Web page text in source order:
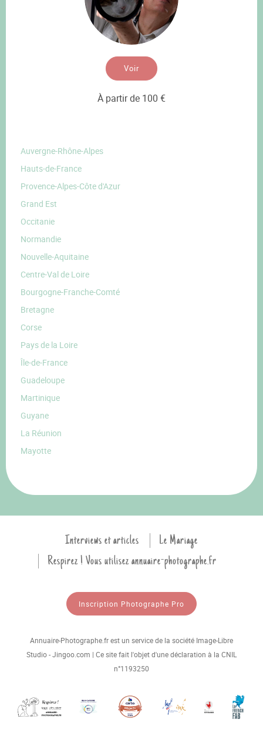
Voir
À partir de 100 €
Auvergne-Rhône-Alpes
Hauts-de-France
Provence-Alpes-Côte d'Azur
Grand Est
Occitanie
Normandie
Nouvelle-Aquitaine
Centre-Val de Loire
Bourgogne-Franche-Comté
Bretagne
Corse
Pays de la Loire
Île-de-France
Guadeloupe
Martinique
Guyane
La Réunion
Mayotte
Interviews et articles
Le Mariage
Respirez ! Vous utilisez annuaire-photographe.fr
Inscription Photographe Pro
Annuaire-Photographe.fr est un service de la société Image-Libre
Studio - Jingoo.com | Ce site fait l'objet d'une déclaration à la CNIL
n°1193250